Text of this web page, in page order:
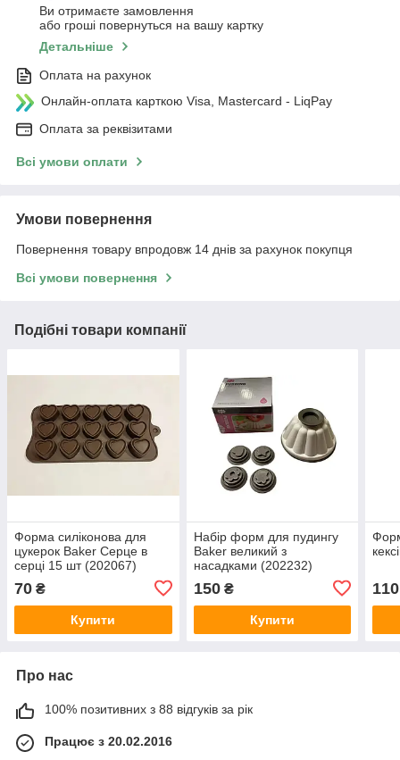
Ви отримаєте замовлення
або гроші повернуться на вашу картку
Детальніше
Оплата на рахунок
Онлайн-оплата карткою Visa, Mastercard - LiqPay
Оплата за реквізитами
Всі умови оплати
Умови повернення
Повернення товару впродовж 14 днів за рахунок покупця
Всі умови повернення
Подібні товари компанії
Форма силіконова для
цукерок Baker Серце в
серці 15 шт (202067)
70 ₴
Купити
Набір форм для пудингу
Baker великий з
насадками (202232)
150₴
Купити
110
Про нас
100% позитивних з 88 відгуків за рік
Працює з 20.02.2016